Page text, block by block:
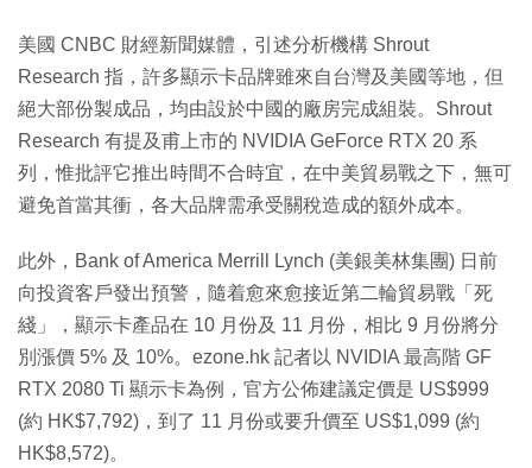
美國 CNBC 財經新聞媒體，引述分析機構 Shrout
Research 指，許多顯示卡品牌雖來自台灣及美國等地，但
絕大部份製成品，均由設於中國的廠房完成組裝。Shrout
Research 有提及甫上市的 NVIDIA GeForce RTX 20 系
列，惟批評它推出時間不合時宜，在中美貿易戰之下，無可
避免首當其衝，各大品牌需承受關稅造成的額外成本。
此外，Bank of America Merrill Lynch (美銀美林集團) 日前
向投資客戶發出預警，隨着愈來愈接近第二輪貿易戰「死
綫」，顯示卡產品在 10 月份及 11 月份，相比 9 月份將分
別漲價 5% 及 10%。ezone.hk 記者以 NVIDIA 最高階 GF
RTX 2080 Ti 顯示卡為例，官方公佈建議定價是 US$999
(約 HK$7,792)，到了 11 月份或要升價至 US$1,099 (約
HK$8,572)。